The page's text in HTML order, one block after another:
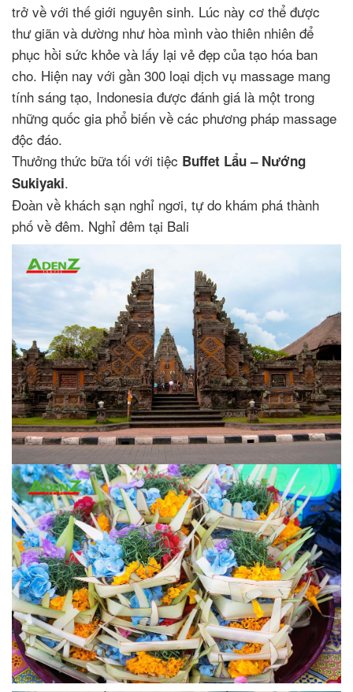
trở về với thế giới nguyên sinh. Lúc này cơ thể được
thư giãn và dường như hòa mình vào thiên nhiên để
phục hồi sức khỏe và lấy lại vẻ đẹp của tạo hóa ban
cho. Hiện nay với gần 300 loại dịch vụ massage mang
tính sáng tạo, Indonesia được đánh giá là một trong
những quốc gia phổ biến về các phương pháp massage
độc đáo.
Thưởng thức bữa tối với tiệc Buffet Lẩu – Nướng
Sukiyaki.
Đoàn về khách sạn nghỉ ngơi, tự do khám phá thành
phố về đêm. Nghỉ đêm tại Bali